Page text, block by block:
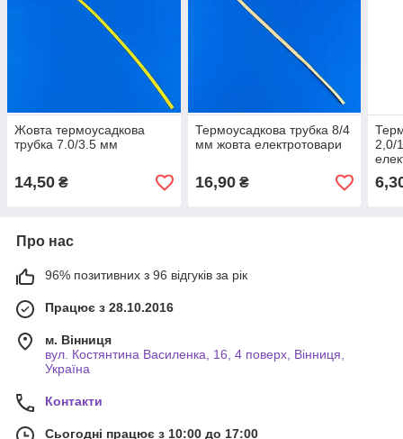
Жовта термоусадкова
трубка 7.0/3.5 мм
14,50 ₴
Термоусадкова трубка 8/4
мм жовта електротовари
16,90₴
2,0/
Про нас
96% позитивних з 96 відгуків за рік
Працює з 28.10.2016
м. Вінниця
вул. Костянтина Василенка, 16, 4 поверх, Вінниця,
Україна
Контакти
Сьогодні працює з 10:00 до 17:00